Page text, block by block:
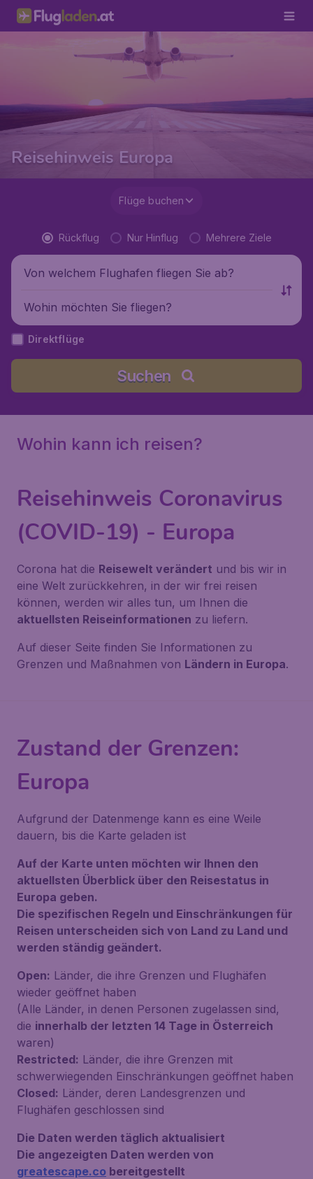
Reisehinweis Europa
Flüge buchen
Rückflug Nur Hinflug Mehrere Ziele
Von welchem Flughafen fliegen Sie ab?
Wohin möchten Sie fliegen?
Direktflüge
Suchen
Wohin kann ich reisen?
Reisehinweis Coronavirus
(COVID-19) - Europa
Corona hat die Reisewelt verändert und bis wir in
eine Welt zurückkehren, in der wir frei reisen
können, werden wir alles tun, um Ihnen die
aktuellsten Reiseinformationen zu liefern.
Auf dieser Seite finden Sie Informationen zu
Grenzen und Maßnahmen von Ländern in Europa.
Zustand der Grenzen:
Europa
Aufgrund der Datenmenge kann es eine Weile
dauern, bis die Karte geladen ist
Auf der Karte unten möchten wir Ihnen den
aktuellsten Überblick über den Reisestatus in
Europa geben.
Die spezifischen Regeln und Einschränkungen für
Reisen unterscheiden sich von Land zu Land und
werden ständig geändert.
Open: Länder, die ihre Grenzen und Flughäfen
wieder geöffnet haben
(Alle Länder, in denen Personen zugelassen sind,
die innerhalb der letzten 14 Tage in Österreich
waren)
Restricted: Länder, die ihre Grenzen mit
schwerwiegenden Einschränkungen geöffnet haben
Closed: Länder, deren Landesgrenzen und
Flughäfen geschlossen sind
Die Daten werden täglich aktualisiert
Die angezeigten Daten werden von
greatescape.co bereitgestellt